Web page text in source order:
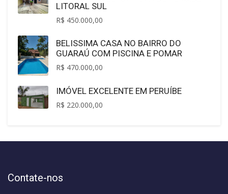
LITORAL SUL
R$ 450.000,00
BELISSIMA CASA NO BAIRRO DO
GUARAÚ COM PISCINA E POMAR
R$ 470.000,00
IMÓVEL EXCELENTE EM PERUÍBE
R$ 220.000,00
Contate-nos